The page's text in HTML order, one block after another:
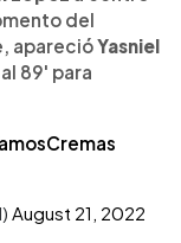
del
aparecióYasniel
89' para
August 21, 2022